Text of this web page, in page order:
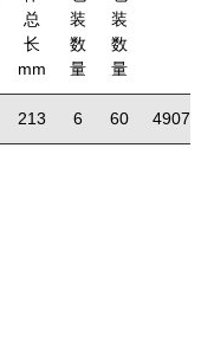
总
长
mm
装
数
量
装
数
量
213 6 60